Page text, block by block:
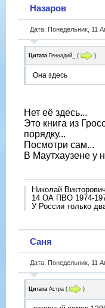
Назаров
Дата: Понедельник, 11
Цитата Геннадий_ ( )
Она здесь
Нет её здесь...
Это книга из
порядку...
Посмотри сам...
В Маутхаузене у
Николай Викторович
14 ОА ПВО 1974-
У России только
Саня
Дата: Понедельник, 11
Цитата Астра ( )